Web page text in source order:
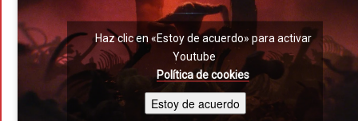
Haz clic en «Estoy de acuerdo» para activar
Youtube
Política de cookies
Estoy de acuerdo